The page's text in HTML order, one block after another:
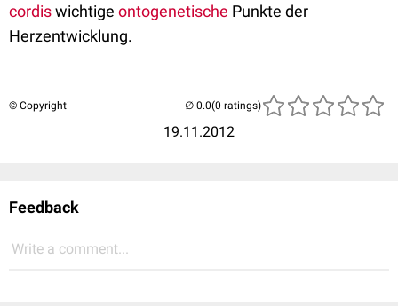
cordiswichtige ontogenetische Punkte der
Herzentwicklung.
© Copyright
19.11.2012
(0 ratings)
Feedback
Write a comment...